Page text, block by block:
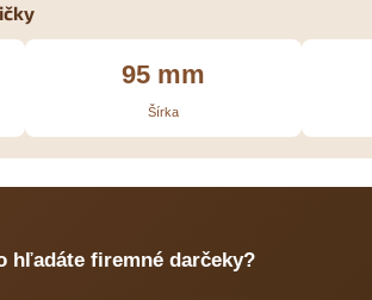
95 mm
Šírka
hľadáte firemné darčeky?